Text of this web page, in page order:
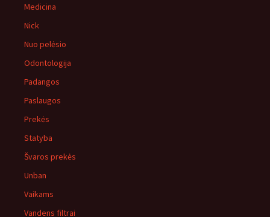
Medicina
Nick
Nuo pelėsio
Odontologija
Padangos
Paslaugos
Prekės
Statyba
Švaros prekės
Unban
Vaikams
Vandens filtrai